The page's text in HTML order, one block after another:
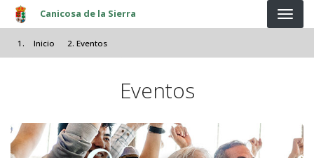
Pasar al contenido principal
Canicosa de la Sierra
Inicio Eventos
Eventos